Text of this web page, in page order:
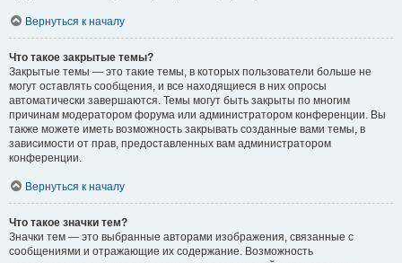
Вернуться к началу
Что такое закрытые темы?
Закрытые темы — это такие темы, в которых пользователи больше не
могут оставлять сообщения, и все находящиеся в них опросы
автоматически завершаются. Темы могут быть закрыты по многим
причинам модератором форума или администратором конференции. Вы
также можете иметь возможность закрывать созданные вами темы, в
зависимости от прав, предоставленных вам администратором
конференции.
Вернуться к началу
Что такое значки тем?
Значки тем — это выбранные авторами изображения, связанные с
сообщениями и отражающие их содержание. Возможность